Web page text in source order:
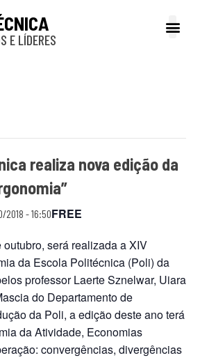
E LÍDERES
realiza nova edição da
2018 - 16:50FREE
será realizada a XIV
da Escola Politécnica (Poli) da
professor Laerte Sznelwar, Uiara
do Departamento de
da Poli, a edição deste ano terá
da Atividade, Economias
convergências, divergências